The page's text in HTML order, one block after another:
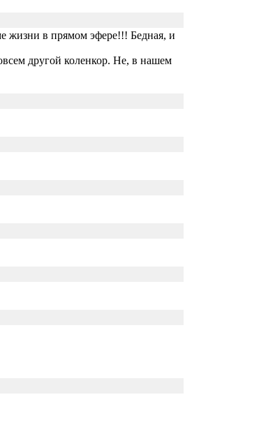
жизни в прямом эфере!!! Бедная, и
другой коленкор. Не, в нашем